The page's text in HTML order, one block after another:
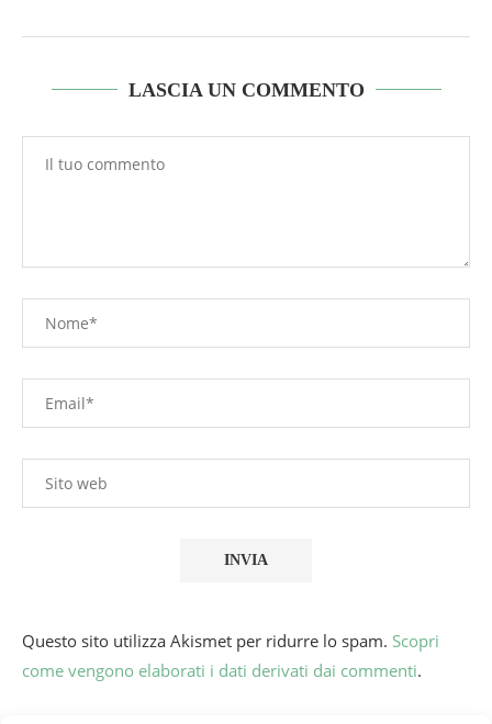
LASCIA UN COMMENTO
Questo sito utilizza Akismet per ridurre lo spam. Scopri
come vengono elaborati i dati derivati dai commenti.